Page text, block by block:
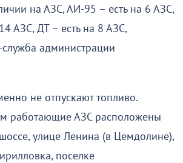
на АЗС, АИ-95 – есть на 6 АЗС,
АЗС, ДТ – есть на 8 АЗС,
администрации
не отпускают топливо.
работающие АЗС расположены
улице Ленина (в Цемдолине),
поселке